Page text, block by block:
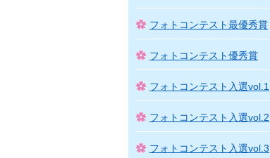
フォトコンテスト最優秀賞
フォトコンテスト優秀賞
フォトコンテスト入選vol.1
フォトコンテスト入選vol.2
フォトコンテスト入選vol.3